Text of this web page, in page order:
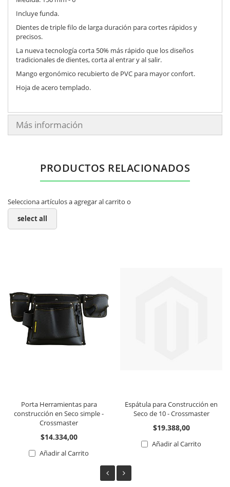
Incluye funda.
Dientes de triple filo de larga duración para cortes rápidos y
precisos.
La nueva tecnología corta 50% más rápido que los diseños
tradicionales de dientes, corta al entrar y al salir.
Mango ergonómico recubierto de PVC para mayor confort.
Hoja de acero templado.
Más información
PRODUCTOS RELACIONADOS
Selecciona artículos a agregar al carrito o
select all
Porta Herramientas para
construcción en Seco simple -
Crossmaster
$14.334,00
Añadir al Carrito
Espátula para Construcción en
Seco de 10 - Crossmaster
$19.388,00
Añadir al Carrito